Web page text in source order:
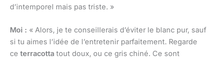
d’intemporel mais pas triste. »
Moi : « Alors, je te conseillerais d’éviter le blanc pur, sauf
si tu aimes l’idée de l’entretenir parfaitement. Regarde
ce terracotta tout doux, ou ce gris chiné. Ce sont